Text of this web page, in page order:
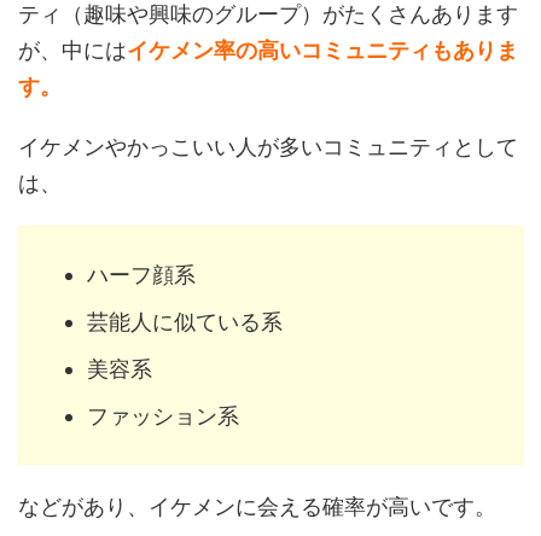
ティ（趣味や興味のグループ）がたくさんあります
が、中にはイケメン率の高いコミュニティもありま
す。
イケメンやかっこいい人が多いコミュニティとして
は、
ハーフ顔系
芸能人に似ている系
美容系
ファッション系
などがあり、イケメンに会える確率が高いです。